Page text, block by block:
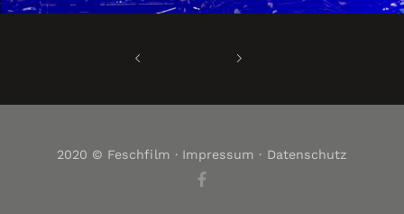
2020 © Feschfilm · Impressum · Datenschutz